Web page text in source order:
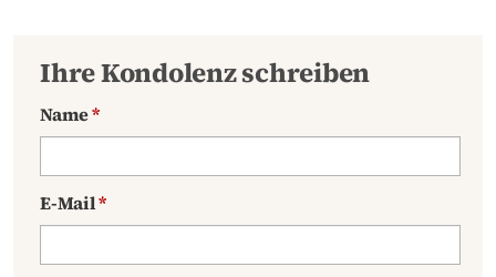
Ihre Kondolenz schreiben
Name*
E-Mail*